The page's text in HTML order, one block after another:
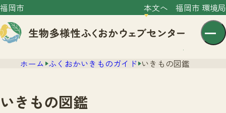
福岡市 本文へ 福岡市 環境局
ホーム ふくおかいきものガイド いきもの図鑑
いきもの図鑑